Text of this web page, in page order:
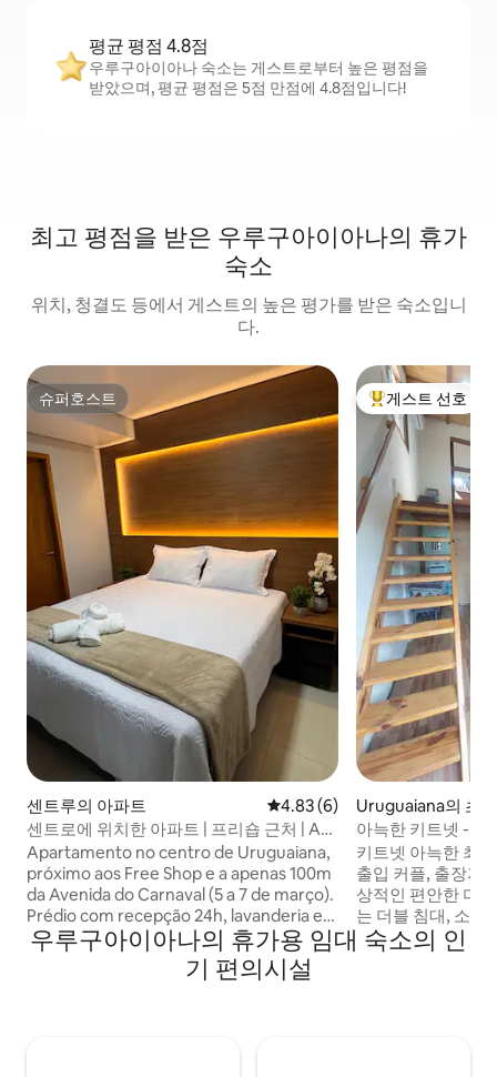
평균 평점 4.8점
우루구아이아나 숙소는 게스트로부터 높은 평점을
받았으며, 평균 평점은 5점 만점에 4.8점입니다!
최고 평점을 받은 우루구아이아나의 휴가
숙소
위치, 청결도 등에서 게스트의 높은 평가를 받은 숙소입니
다.
슈퍼호스트
슈퍼호스트
센트루의 아파트 평점 4.83점(5점 만점), 후기 6
4.83 (6)
센트로에 위치한 아파트 | 프리숍 근처 | AP
104
Apartamento no centro de Uruguaiana,
próximo aos Free Shop e a apenas 100m
da Avenida do Carnaval (5 a 7 de março).
Prédio com recepção 24h, lavanderia e
espaço de trabalho. Apto para 2
pessoas, com cama de casal, cozinha
equipada, banheiro completo, Wi-Fi e
상위 게스트 선호
게스트 선호
Uruguaiana의 초
아늑한 키트넷 - 최
키트넷 아늑한 최
출입 커플, 출장자 또는 소규모 가족에게 이
상적인 편안한 미
는 더블 침대, 소파
욕실, 와이파이가
불과 몇 분 거리에
우루구아이아나의 휴가용 임대 숙소의 인
기 편의시설